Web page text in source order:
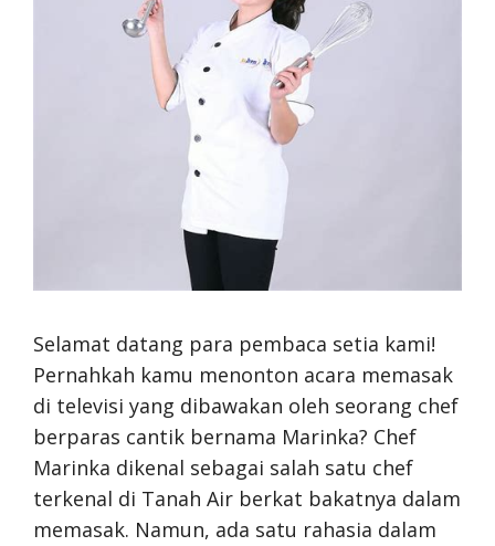
Selamat datang para pembaca setia kami!
Pernahkah kamu menonton acara memasak
di televisi yang dibawakan oleh seorang chef
berparas cantik bernama Marinka? Chef
Marinka dikenal sebagai salah satu chef
terkenal di Tanah Air berkat bakatnya dalam
memasak. Namun, ada satu rahasia dalam